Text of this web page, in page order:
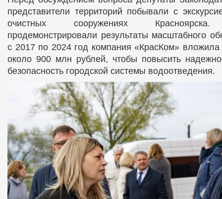
представители территорий побывали с
очистных сооружениях Красноярска.
продемонстрировали результаты масштабного
с 2017 по 2024 год компания «КрасКом» вложила
около 900 млн рублей, чтобы повысить
безопасность городской системы водоотведения.